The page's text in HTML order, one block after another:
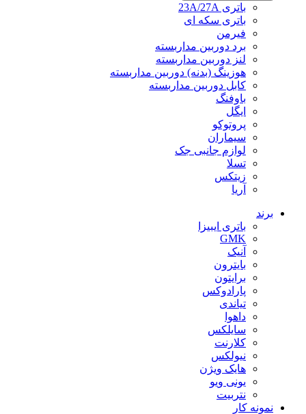
باتری 23A/27A
باتری سکه ای
فیرمن
برد دوربین مداربسته
لنز دوربین مداربسته
هوزینگ (بدنه) دوربین مداربسته
کابل دوربین مداربسته
باوفنگ
ایگل
پروتوکو
سیماران
لوازم جانبی جک
تسلا
زیتکس
آریا
برند
باتری ایبیزا
GMK
آنیک
بایترون
برایتون
پارادوکس
تیاندی
داهوا
سایلکس
کلارنت
نیولکس
هایک ویژن
یونی ویو
نتربیت
نمونه کار